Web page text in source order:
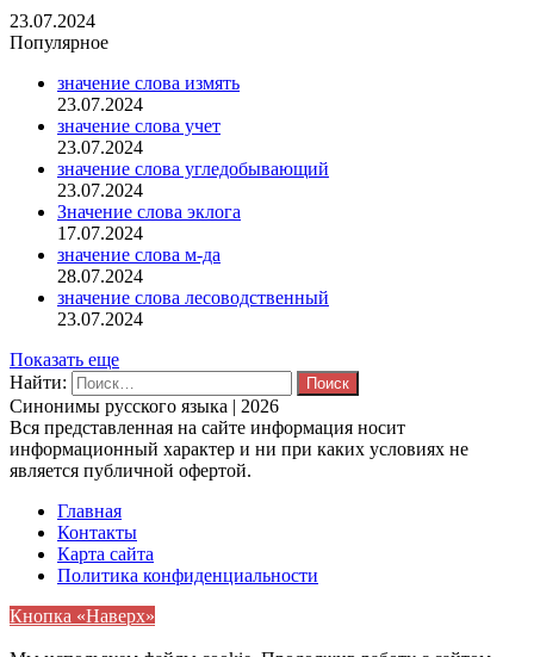
23.07.2024
Популярное
значение слова измять
23.07.2024
значение слова учет
23.07.2024
значение слова угледобывающий
23.07.2024
Значение слова эклога
17.07.2024
значение слова м-да
28.07.2024
значение слова лесоводственный
23.07.2024
Показать еще
Найти:
Синонимы русского языка | 2026
Вся представленная на сайте информация носит
информационный характер и ни при каких условиях не
является публичной офертой.
Главная
Контакты
Карта сайта
Политика конфиденциальности
Кнопка «Наверх»